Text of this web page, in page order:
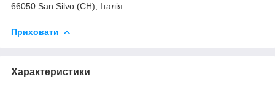
66050 San Silvo (CH), Італія
Приховати
Характеристики